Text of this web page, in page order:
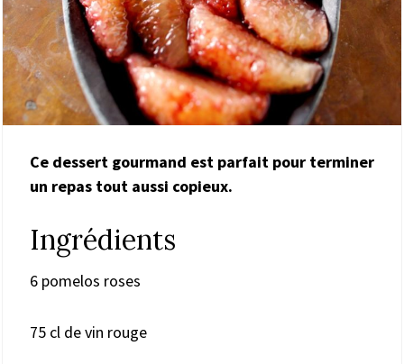
Ce dessert gourmand est parfait pour terminer
un repas tout aussi copieux.
Ingrédients
6 pomelos roses
75 cl de vin rouge